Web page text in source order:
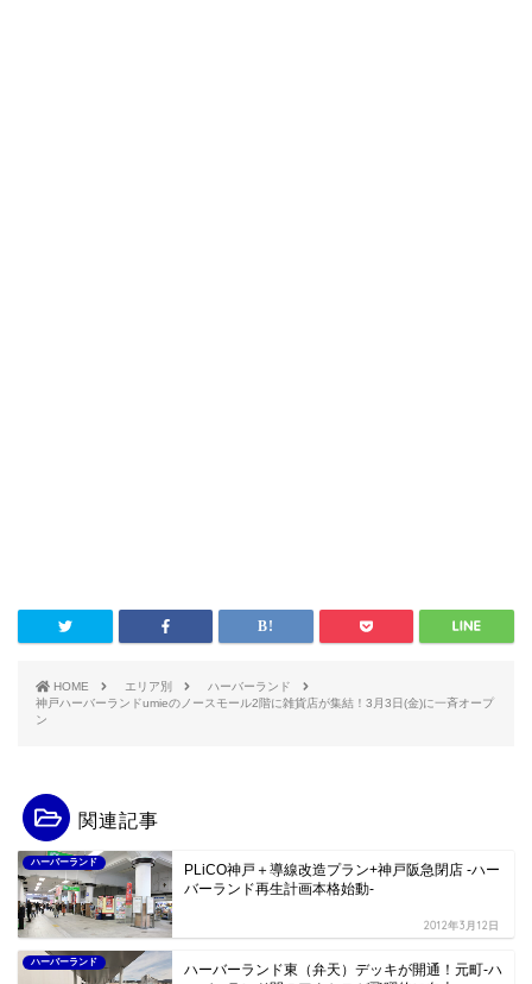
HOME エリア別
ハーバーランド
神戸ハーバーランドumieのノースモール2階に雑貨店が集結！3月3日(金)に一斉オープ
ン
関連記事
ハーバーランド
PLiCO神戸＋導線改造プラン+神戸阪急閉店 -ハー
バーランド再生計画本格始動-
2012年3月12日
ハーバーランド
ハーバーランド東（弁天）デッキが開通！元町-ハ